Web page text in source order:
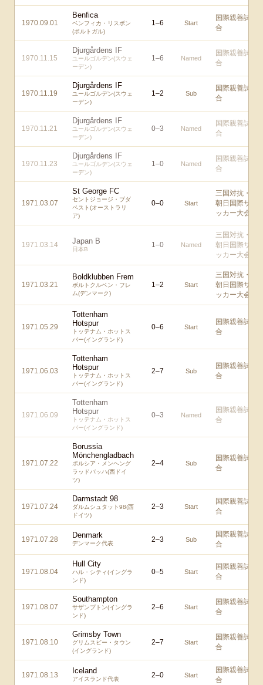
1970.09.01
Benfica
ベンフィカ・リスボン
(ポルトガル)
1–6 Start
国際親善試
合
1970.11.15
Djurgårdens IF
ユールゴルデン(スウェ
ーデン)
1–6 Named
国際親善試
合
1970.11.19
Djurgårdens IF
ユールゴルデン(スウェ
ーデン)
1–2 Sub
国際親善試
合
1970.11.21
Djurgårdens IF
ユールゴルデン(スウェ
ーデン)
0–3 Named
国際親善試
合
1970.11.23
Djurgårdens IF
ユールゴルデン(スウェ
ーデン)
1–0 Named
国際親善試
合
1971.03.07
St George FC
セントジョージ・ブダ
ペスト(オーストラリ
ア)
0–0 Start
三国対抗・
朝日国際サ
ッカー大会
1971.03.14 Japan B
日本B
1–0 Named
三国対抗・
朝日国際サ
ッカー大会
1971.03.21
Boldklubben Frem
ボルトクルベン・フレ
ム(デンマーク)
1–2 Start
三国対抗・
朝日国際サ
ッカー大会
1971.05.29
Tottenham
Hotspur
トッテナム・ホットス
パー(イングランド)
0–6 Start
国際親善試
合
1971.06.03
Tottenham
Hotspur
トッテナム・ホットス
パー(イングランド)
2–7 Sub
国際親善試
合
1971.06.09
Tottenham
Hotspur
トッテナム・ホットス
パー(イングランド)
0–3 Named
国際親善試
合
1971.07.22
Borussia
Mönchengladbach
ボルシア・メンヘング
ラッドバッハ(西ドイ
ツ)
2–4 Sub
国際親善試
合
1971.07.24
Darmstadt 98
ダルムシュタット98(西
ドイツ)
2–3 Start
国際親善試
合
1971.07.28 Denmark
デンマーク代表 2–3 Sub
国際親善試
合
1971.08.04
Hull City
ハル・シティ(イングラ
ンド)
0–5 Start
国際親善試
合
1971.08.07
Southampton
サザンプトン(イングラ
ンド)
2–6 Start
国際親善試
合
1971.08.10
Grimsby Town
グリムスビー・タウン
(イングランド)
2–7 Start
国際親善試
合
1971.08.13 Iceland
アイスランド代表 2–0 Start
国際親善試
合